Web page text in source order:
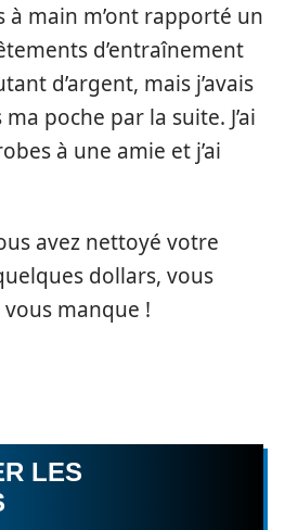
à main m’ont rapporté un
d’entraînement
d’argent, mais j’avais
poche par la suite. J’ai
à une amie et j’ai
avez nettoyé votre
dollars, vous
manque !
LES